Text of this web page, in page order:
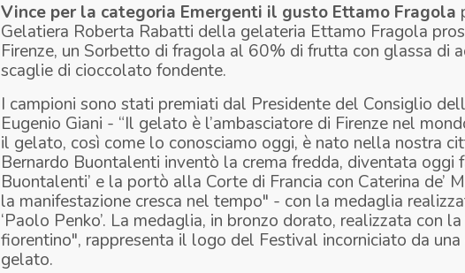
Vince per la categoria Emergenti il gusto Ettamo Fragola
Gelatiera Roberta Rabatti della gelateria Ettamo Fragola
Firenze, un Sorbetto di fragola al 60% di frutta con glassa di
scaglie di cioccolato fondente.
I campioni sono stati premiati dal Presidente del Consiglio
Eugenio Giani - “Il gelato è l’ambasciatore di Firenze nel
il gelato, così come lo conosciamo oggi, è nato nella nostra
Bernardo Buontalenti inventò la crema fredda, diventata oggi
Buontalenti’ e la portò alla Corte di Francia con Caterina de’
la manifestazione cresca nel tempo" - con la medaglia
‘Paolo Penko’. La medaglia, in bronzo dorato, realizzata con
fiorentino", rappresenta il logo del Festival incorniciato da
gelato.